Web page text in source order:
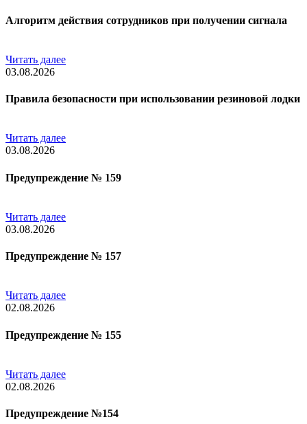
Алгоритм действия сотрудников при получении сигнала
Читать далее
03.08.2026
Правила безопасности при использовании резиновой лодки
Читать далее
03.08.2026
Предупреждение № 159
Читать далее
03.08.2026
Предупреждение № 157
Читать далее
02.08.2026
Предупреждение № 155
Читать далее
02.08.2026
Предупреждение №154